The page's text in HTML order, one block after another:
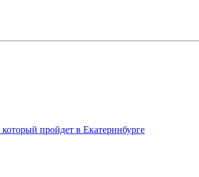
пройдет в Екатеринбурге